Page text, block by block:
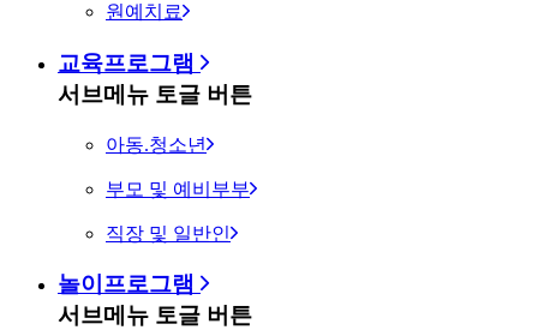
원예치료
교육프로그램
서브메뉴 토글 버튼
아동.청소년
부모 및 예비부부
직장 및 일반인
놀이프로그램
서브메뉴 토글 버튼